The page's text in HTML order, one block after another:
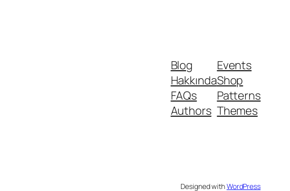
Blog
Hakkında
FAQs
Authors
Events
Shop
Patterns
Themes
Designed withWordPress